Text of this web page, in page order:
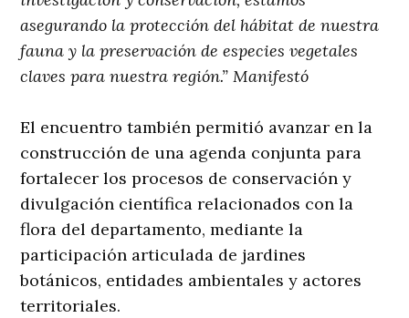
asegurando la protección del hábitat de nuestra
fauna y la preservación de especies vegetales
claves para nuestra región.” Manifestó
El encuentro también permitió avanzar en la
construcción de una agenda conjunta para
fortalecer los procesos de conservación y
divulgación científica relacionados con la
flora del departamento, mediante la
participación articulada de jardines
botánicos, entidades ambientales y actores
territoriales.